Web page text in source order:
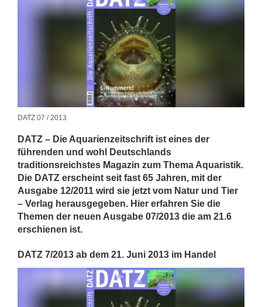
DATZ 07 / 2013
DATZ – Die Aquarienzeitschrift ist eines der
führenden und wohl Deutschlands
traditionsreichstes Magazin zum Thema Aquaristik.
Die DATZ erscheint seit fast 65 Jahren, mit der
Ausgabe 12/2011 wird sie jetzt vom Natur und Tier
– Verlag herausgegeben. Hier erfahren Sie die
Themen der neuen Ausgabe 07/2013 die am 21.6
erschienen ist.
DATZ 7/2013 ab dem 21. Juni 2013 im Handel